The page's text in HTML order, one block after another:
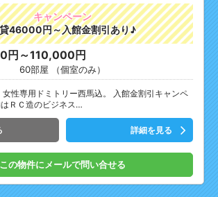
キャンペーン
46000円～入館金割引あり♪
円～110,000円
60部屋 （個室のみ）
性専用ドミトリー西馬込。 入館金割引キャンペ
ＲＣ造のビジネス…
詳細を見る
この物件にメールで問い合せる